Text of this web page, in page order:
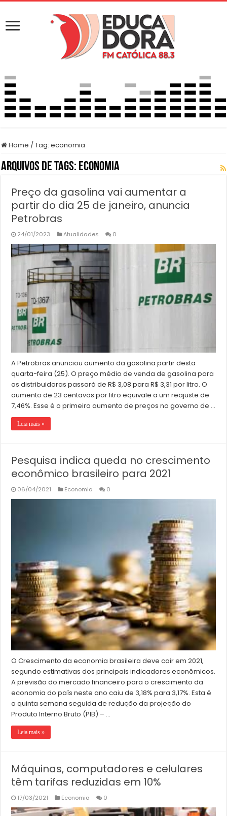
Home /Tag:economia
Arquivos de Tags: economia
Preço da gasolina vai aumentar a
partir do dia 25 de janeiro, anuncia
Petrobras
24/01/2023 Atualidades 0
A Petrobras anunciou aumento da gasolina partir desta
quarta-feira (25). O preço médio de venda de gasolina para
as distribuidoras passará de R$ 3,08 para R$ 3,31 por litro. O
aumento de 23 centavos por litro equivale a um reajuste de
7,46%. Esse é o primeiro aumento de preços no governo de …
Leia mais »
Pesquisa indica queda no crescimento
econômico brasileiro para 2021
06/04/2021 Economia 0
O Crescimento da economia brasileira deve cair em 2021,
segundo estimativas dos principais indicadores econômicos.
A previsão do mercado financeiro para o crescimento da
economia do país neste ano caiu de 3,18% para 3,17%. Esta é
a quinta semana seguida de redução da projeção do
Produto Interno Bruto (PIB) – …
Leia mais »
Máquinas, computadores e celulares
têm tarifas reduzidas em 10%
17/03/2021 Economia 0